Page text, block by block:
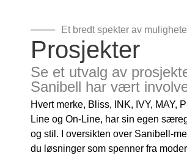
Et bredt spekter av
Prosjekter
Se et utvalg av
Sanibell har vært
Hvert merke, Bliss, INK, IVY, MAY,
Line og On-Line, har sin egen
og stil. I oversikten over Sanibell-
du løsninger som spenner fra